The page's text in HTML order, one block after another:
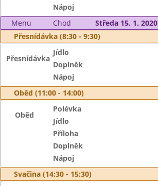
Nápoj
Menu
Chod
Středa 15. 1. 2020
Přesnídávka (8:30 - 9:30)
Přesnídávka
Jídlo
Doplněk
Nápoj
Oběd (11:00 - 14:00)
Oběd
Polévka
Jídlo
Příloha
Doplněk
Nápoj
Svačina (14:30 - 15:30)